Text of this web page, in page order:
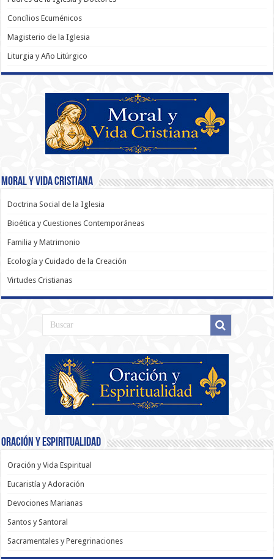
Concílios Ecuménicos
Magisterio de la Iglesia
Liturgia y Año Litúrgico
Moral y Vida Cristiana
Doctrina Social de la Iglesia
Bioética y Cuestiones Contemporáneas
Familia y Matrimonio
Ecología y Cuidado de la Creación
Virtudes Cristianas
Oración y Espiritualidad
Oración y Vida Espiritual
Eucaristía y Adoración
Devociones Marianas
Santos y Santoral
Sacramentales y Peregrinaciones